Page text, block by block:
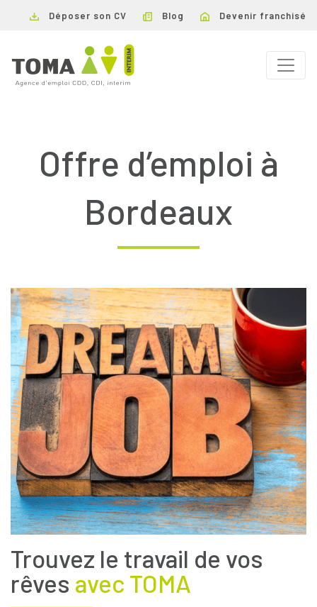
Déposer son CV Blog Devenir franchisé
Offre d’emploi à
Bordeaux
Trouvez le travail de vos
rêves avec TOMA